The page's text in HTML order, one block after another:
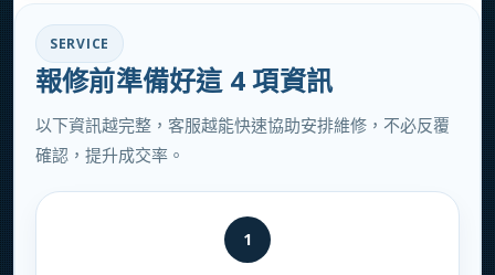
SERVICE
報修前準備好這 4 項資訊
以下資訊越完整，客服越能快速協助安排維修，不必反覆
確認，提升成交率。
1